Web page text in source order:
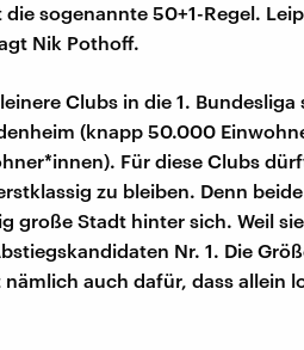
die sogenannte 50+1-Regel.
Nik Pothoff.
Clubs in die 1.
(knapp 50.000
Für diese Clubs
zu bleiben. Denn
große Stadt hinter sich. Weil
Nr. 1. Die
auch dafür, dass allein